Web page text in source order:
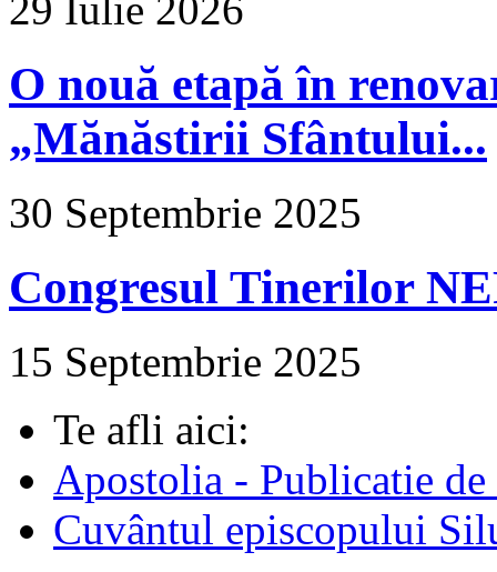
29 Iulie 2026
O nouă etapă în
„Mănăstirii Sfântului...
30 Septembrie 2025
Congresul Tinerilor
15 Septembrie 2025
Te afli aici:
Apostolia - Publicatie
Cuvântul episcopului